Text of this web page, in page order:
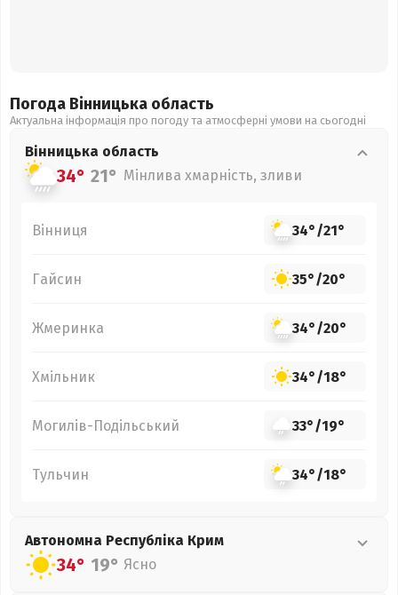
Погода Вінницька область
Актуальна інформація про погоду та атмосферні умови на сьогодні
Вінницька область
34° 21° Мінлива хмарність, зливи
Вінниця 34°/21°
Гайсин 35°/20°
Жмеринка 34°/20°
Хмільник 34°/18°
Могилів-Подільський 33°/19°
Тульчин 34°/18°
Автономна Республіка Крим
34° 19° Ясно